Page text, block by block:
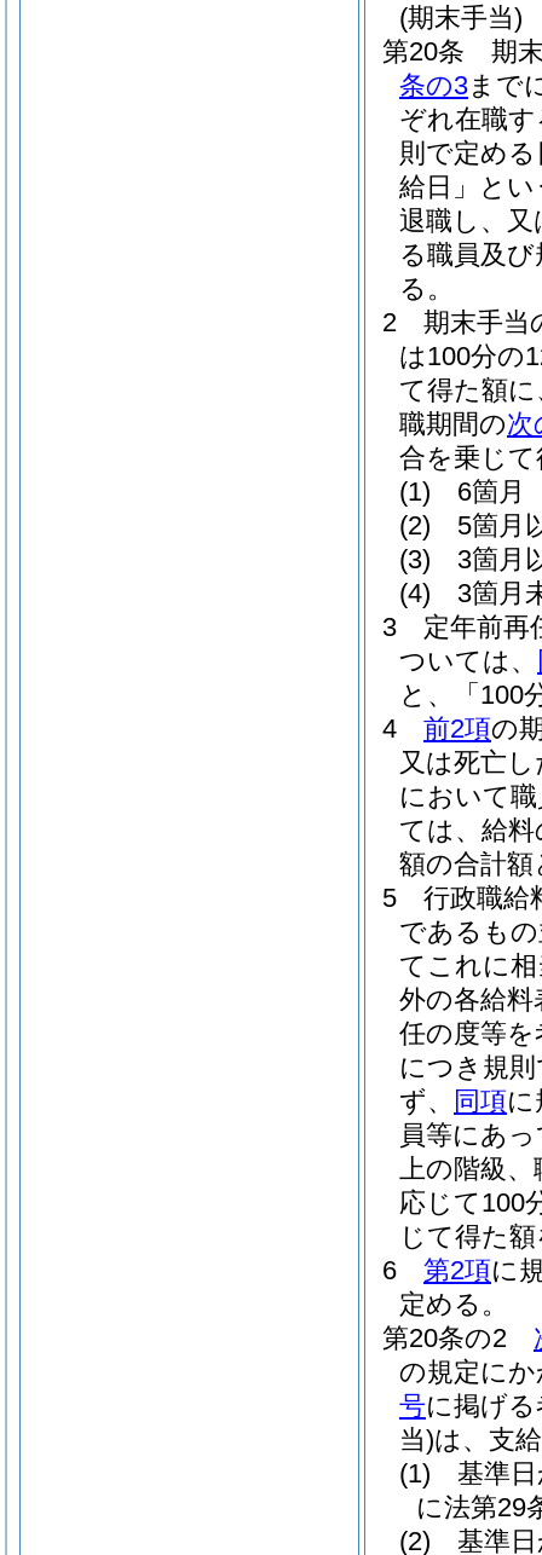
(期末手当)
第20条
期
条の3まで
ぞれ在職
則で定める
給日」とい
退職し、
る職員及
る。
2
期末手当
は100分の
て得た額
職期間の次
合を乗じ
(1)
6箇月
(2)
5箇月
(3)
3箇月
(4)
3箇月
3
定年前再
ついては、
と、「100
4
前2項の
又は死亡
において
ては、給
額の合計
5
行政職給
であるも
てこれに
外の各給
任の度等
につき規
ず、
同項に
員等にあ
上の階級
応じて100
じて得た
6
第2項に
定める。
第20条の2
の規定に
号に掲げ
当)は、支
(1)
基準
に法第29
(2)
基準